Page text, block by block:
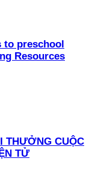
to preschool
Resources
THƯỞNG CUỘC
TỬ